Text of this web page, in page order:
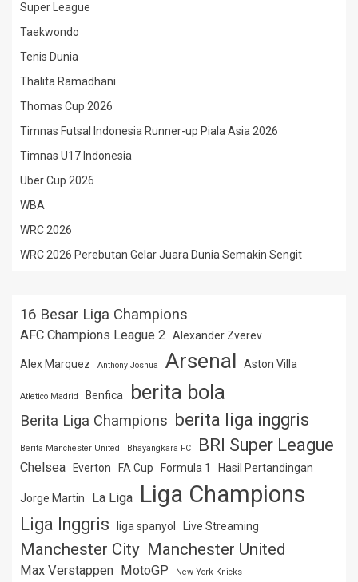
Super League
Taekwondo
Tenis Dunia
Thalita Ramadhani
Thomas Cup 2026
Timnas Futsal Indonesia Runner-up Piala Asia 2026
Timnas U17 Indonesia
Uber Cup 2026
WBA
WRC 2026
WRC 2026 Perebutan Gelar Juara Dunia Semakin Sengit
16 Besar Liga Champions
AFC Champions League 2 Alexander Zverev
Alex Marquez Anthony Joshua Arsenal Aston Villa
Atletico Madrid Benfica berita bola
Berita Liga Champions berita liga inggris
Berita Manchester United Bhayangkara FC BRI Super League
Chelsea Everton FA Cup Formula 1 Hasil Pertandingan
Jorge Martin La Liga Liga Champions
Liga Inggris liga spanyol Live Streaming
Manchester City Manchester United
Max Verstappen MotoGP New York Knicks